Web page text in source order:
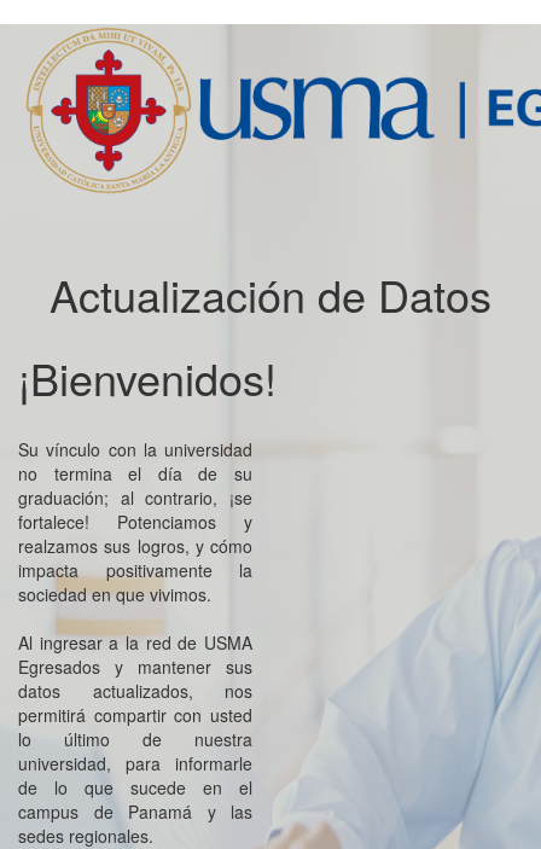
Actualización de Datos
¡Bienvenidos!
Su vínculo con la universidad
no termina el día de su
graduación; al contrario, ¡se
fortalece! Potenciamos y
realzamos sus logros, y cómo
impacta positivamente la
sociedad en que vivimos.
Al ingresar a la red de USMA
Egresados y mantener sus
datos actualizados, nos
permitirá compartir con usted
lo último de nuestra
universidad, para informarle
de lo que sucede en el
campus de Panamá y las
sedes regionales.